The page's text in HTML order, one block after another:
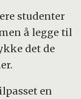
studenter
å legge til
det de
en